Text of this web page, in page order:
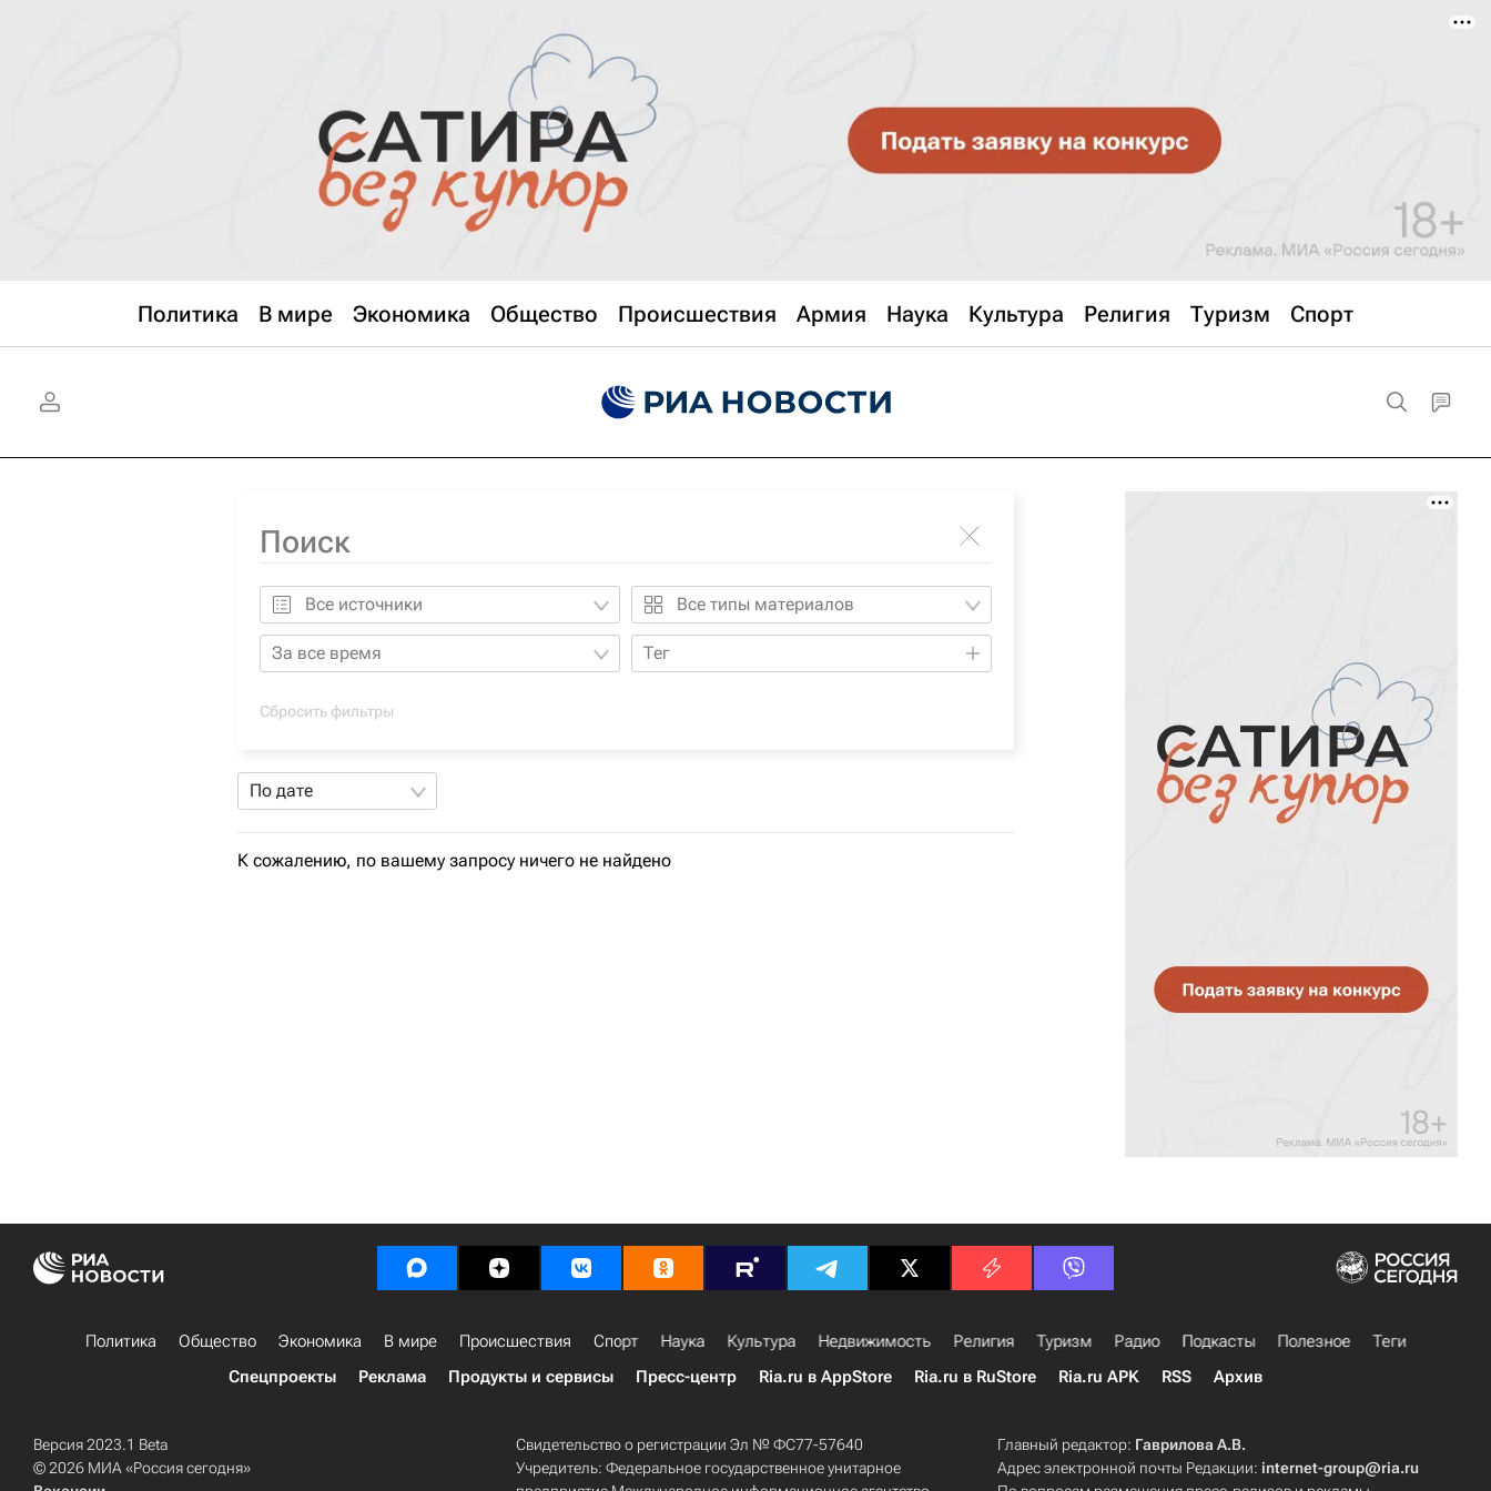
Политика В мире Экономика Общество Происшествия Армия Наука Культура Религия Туризм Спорт
Все источники Все типы материалов
За все время Тег
Сбросить фильтры
По дате
К сожалению, по вашему запросу ничего не найдено
Политика Общество Экономика В мире Происшествия Спорт Наука Культура Недвижимость Религия Туризм Радио Подкасты Полезное
Теги
Спецпроекты
Реклама Продукты и сервисы Пресс-центр Ria.ru в AppStore Ria.ru в RuStore Ria.ru APK RSS Архив
Версия 2023.1 Beta
© 2026 МИА «Россия сегодня»
Свидетельство о регистрации Эл № ФС77-57640
Учредитель: Федеральное государственное унитарное
Главный редактор: Гаврилова А.В.
Адрес электронной почты Редакции:internet-group@ria.ru